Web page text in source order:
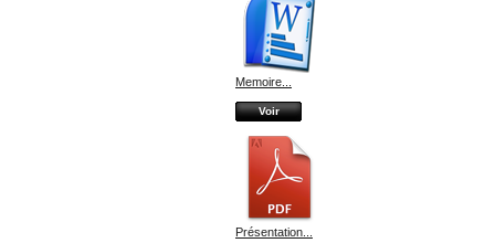
Memoire...
Voir
Présentation...